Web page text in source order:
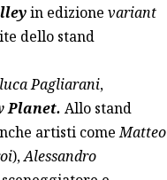
in edizione variant
dello stand
Pagliarani,
Planet. Allo stand
artisti comeMatteo
),Alessandro